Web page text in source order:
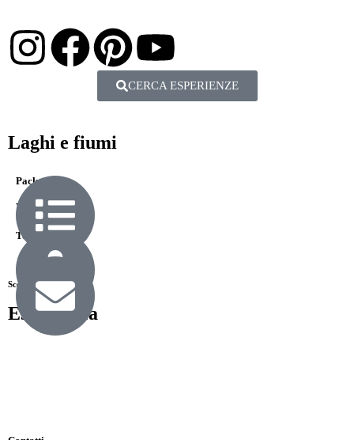
CERCA ESPERIENZE
Laghi e fiumi
Packages
View All
Telefono
Scegli la tua
Esperienza